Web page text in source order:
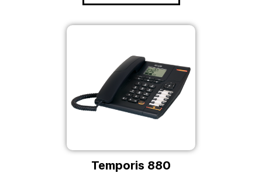
Temporis 880